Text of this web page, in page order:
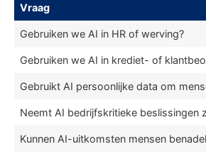
Vraag
Gebruiken we AI in HR of werving?
Gebruiken we AI in krediet- of
Gebruikt AI persoonlijke data om
Neemt AI bedrijfskritieke beslissingen
Kunnen AI-uitkomsten mensen